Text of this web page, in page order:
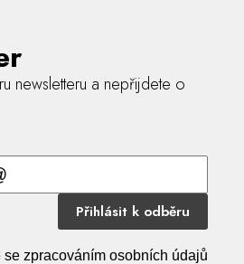
newsletteru a nepřijdete o
Přihlásit k odběru
zpracováním osobních údajů